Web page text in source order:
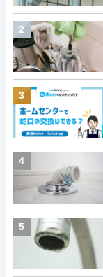
2
3
4
5